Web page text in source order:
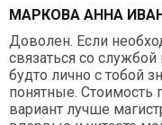
МАРКОВА АННА
Доволен. Если
связаться со
будто лично с тобой
понятные. Стоимость
вариант лучше